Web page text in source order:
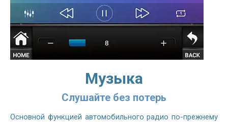
Музыка
Слушайте без потерь
Основной функцией автомобильного радио по-прежнему